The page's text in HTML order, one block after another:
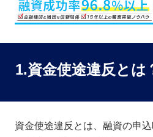
1.資金使途違反とは
資金使途違反とは、融資の申